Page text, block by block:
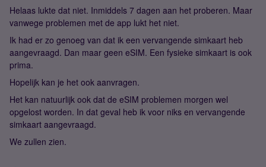
Helaas lukte dat niet. Inmiddels 7 dagen aan het proberen. Maar
vanwege problemen met de app lukt het niet.
Ik had er zo genoeg van dat ik een vervangende simkaart heb
aangevraagd. Dan maar geen eSIM. Een fysieke simkaart is ook
prima.
Hopelijk kan je het ook aanvragen.
Het kan natuurlijk ook dat de eSIM problemen morgen wel
opgelost worden. In dat geval heb ik voor niks en vervangende
simkaart aangevraagd.
We zullen zien.